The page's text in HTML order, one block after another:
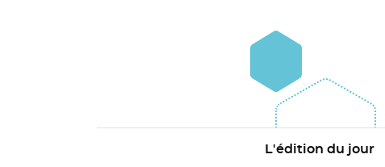
L'édition du jour